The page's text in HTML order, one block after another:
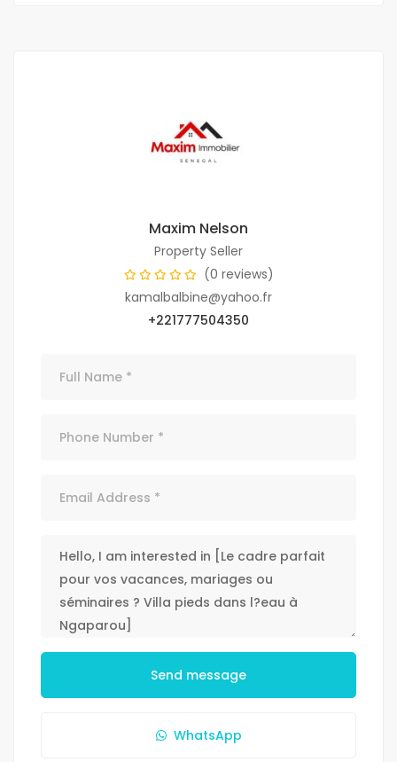
Maxim Nelson
Property Seller
(0 reviews)
kamalbalbine@yahoo.fr
+221777504350
Send message
WhatsApp